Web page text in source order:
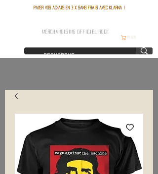
Payer vos achats en 3 x sans frais avec Klarna !
MERCHANDISING OFFICIEL ROCK